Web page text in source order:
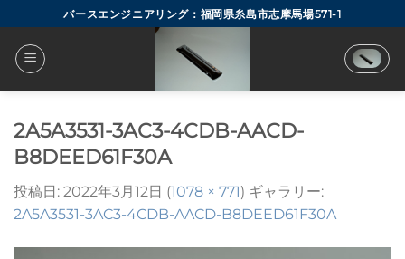
to
content
バースエンジニアリング：福岡県糸島市志摩馬場571-1
2A5A3531-3AC3-4CDB-AACD-
B8DEED61F30A
投稿日: 2022年3月12日 (1078 × 771) ギャラリー:
2A5A3531-3AC3-4CDB-AACD-B8DEED61F30A